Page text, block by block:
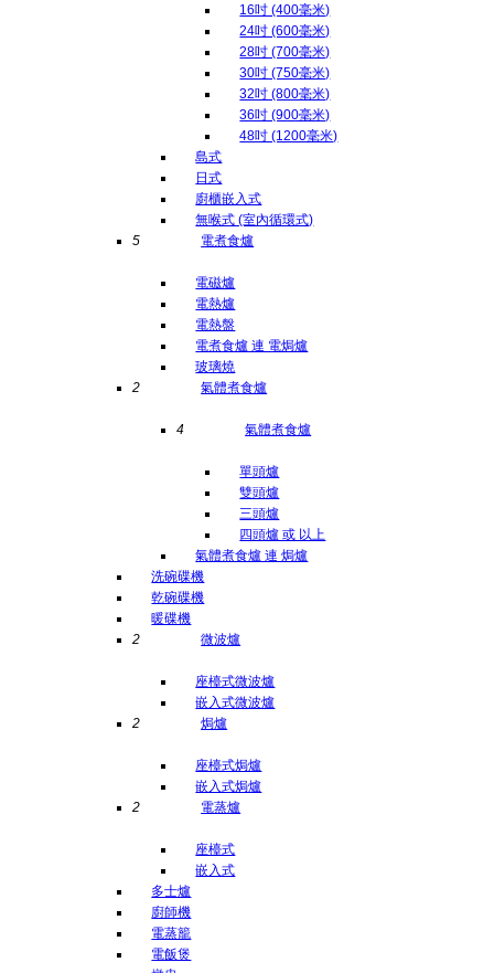
16吋 (400毫米)
24吋 (600毫米)
28吋 (700毫米)
30吋 (750毫米)
32吋 (800毫米)
36吋 (900毫米)
48吋 (1200毫米)
島式
日式
廚櫃嵌入式
無喉式 (室內循環式)
5
電煮食爐
電磁爐
電熱爐
電熱盤
電煮食爐 連 電焗爐
玻璃燒
2
氣體煮食爐
4 氣體煮食爐
單頭爐
雙頭爐
三頭爐
四頭爐 或 以上
氣體煮食爐 連 焗爐
洗碗碟機
乾碗碟機
暖碟機
2
微波爐
座檯式微波爐
嵌入式微波爐
2
焗爐
座檯式焗爐
嵌入式焗爐
2
電蒸爐
座檯式
嵌入式
多士爐
廚師機
電蒸籠
電飯煲